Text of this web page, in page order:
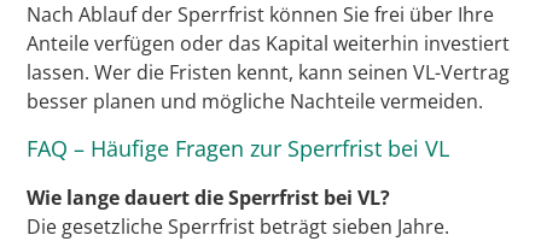
Nach Ablauf der Sperrfrist können Sie frei über Ihre
Anteile verfügen oder das Kapital weiterhin investiert
lassen. Wer die Fristen kennt, kann seinen VL-Vertrag
besser planen und mögliche Nachteile vermeiden.
FAQ – Häufige Fragen zur Sperrfrist bei VL
Wie lange dauert die Sperrfrist bei VL?
Die gesetzliche Sperrfrist beträgt sieben Jahre.